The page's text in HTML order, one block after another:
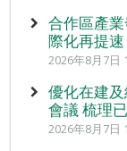
合作區產
際化再提速
2026年8月7日
優化在建
會議 梳理
2026年8月7日